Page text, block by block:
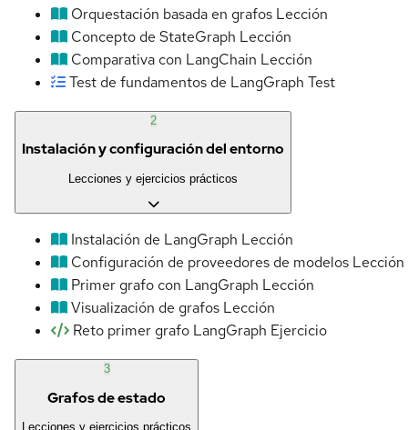
Orquestación basada en grafos Lección
Concepto de StateGraph Lección
Comparativa con LangChain Lección
Test de fundamentos de LangGraph Test
2
Instalación y configuración del entorno
Lecciones y ejercicios prácticos
Instalación de LangGraph Lección
Configuración de proveedores de modelos Lección
Primer grafo con LangGraph Lección
Visualización de grafos Lección
Reto primer grafo LangGraph Ejercicio
3
Grafos de estado
Lecciones y ejercicios prácticos